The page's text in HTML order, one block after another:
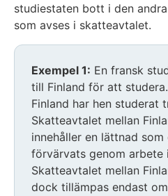
studiestaten bott i den
som avses i skatteavtalet.
Exempel 1: En fransk
till Finland för att
Finland har hen studerat
Skatteavtalet mellan
innehåller en lättnad
förvärvats genom arbete
Skatteavtalet mellan
dock tillämpas endast